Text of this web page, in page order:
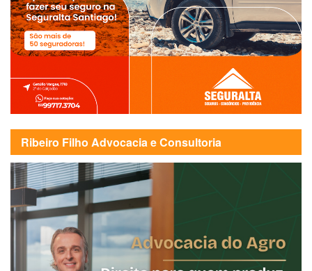
Ribeiro Filho Advocacia e Consultoria